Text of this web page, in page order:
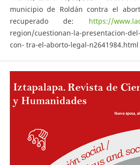
municipio de Roldán contra el
recuperado de: https://
region/cuestionan-la-presentacion-
con- tra-el-aborto-legal-n2641984.html